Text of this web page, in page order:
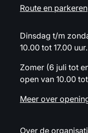
Route en parkeren
Dinsdag t/m
10.00 tot 17.00
Zomer (6 juli tot
open van 10.00
Meer over
Over de